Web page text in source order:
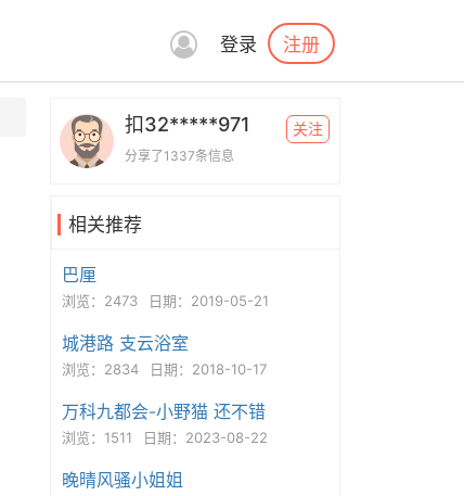
登录 注册
扣32*****971
分享了1337条信息
关注
相关推荐
巴厘
浏览：2473 日期：2019-05-21
城港路 支云浴室
浏览：2834 日期：2018-10-17
万科九都会-小野猫 还不错
浏览：1511 日期：2023-08-22
晚晴风骚小姐姐